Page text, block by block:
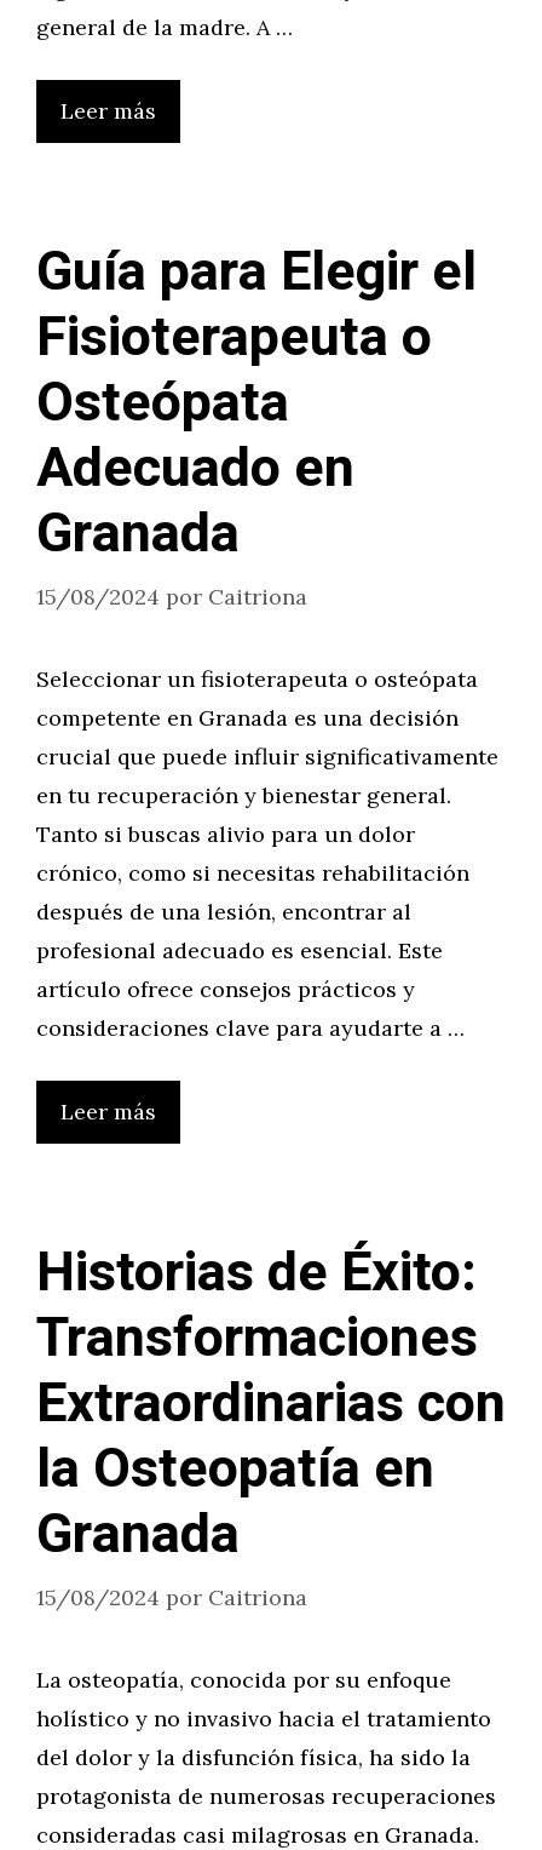
general de la madre. A …
Leer más
Guía para Elegir el
Fisioterapeuta o
Osteópata
Adecuado en
Granada
15/08/2024 por Caitriona
Seleccionar un fisioterapeuta o osteópata
competente en Granada es una decisión
crucial que puede influir significativamente
en tu recuperación y bienestar general.
Tanto si buscas alivio para un dolor
crónico, como si necesitas rehabilitación
después de una lesión, encontrar al
profesional adecuado es esencial. Este
artículo ofrece consejos prácticos y
consideraciones clave para ayudarte a …
Leer más
Historias de Éxito:
Transformaciones
Extraordinarias con
la Osteopatía en
Granada
15/08/2024 por Caitriona
La osteopatía, conocida por su enfoque
holístico y no invasivo hacia el tratamiento
del dolor y la disfunción física, ha sido la
protagonista de numerosas recuperaciones
consideradas casi milagrosas en Granada.